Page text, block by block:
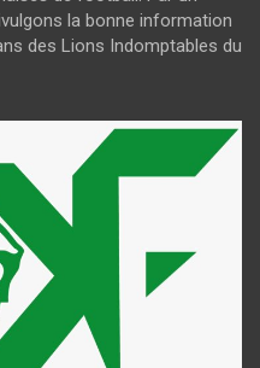
la bonne information
des Lions Indomptables du